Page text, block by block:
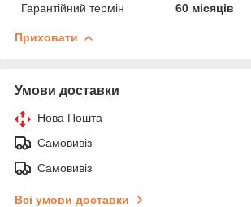
Гарантійний термін
60 місяців
Приховати
Умови доставки
Нова Пошта
Самовивіз
Самовивіз
Всі умови доставки